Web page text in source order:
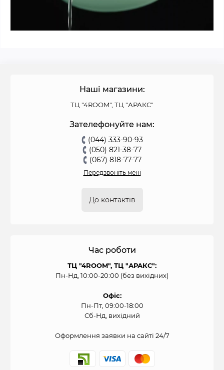
Наші магазини:
ТЦ "4ROOM", ТЦ "АРАКС"
Зателефонуйте нам:
(044) 333-90-93
(050) 821-38-77
(067) 818-77-77
Передзвоніть мені
До контактів
Час роботи
ТЦ "4ROOM", ТЦ "АРАКС":
Пн-Нд, 10:00-20:00 (без вихідних)
Офіс:
Пн-Пт, 09:00-18:00
Сб-Нд, вихідний
Оформлення заявки на сайті 24/7